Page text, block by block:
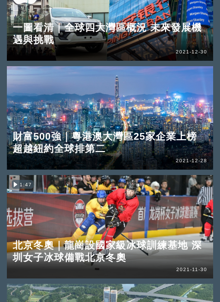
一圖看清｜全球四大灣區概況 未來發展機
遇與挑戰
2021-12-30
財富500強｜粵港澳大灣區25家企業上榜
超越紐約全球排第二
2021-12-28
1:47
北京冬奧｜龍崗設國家級冰球訓練基地 深
圳女子冰球備戰北京冬奧
2021-11-30